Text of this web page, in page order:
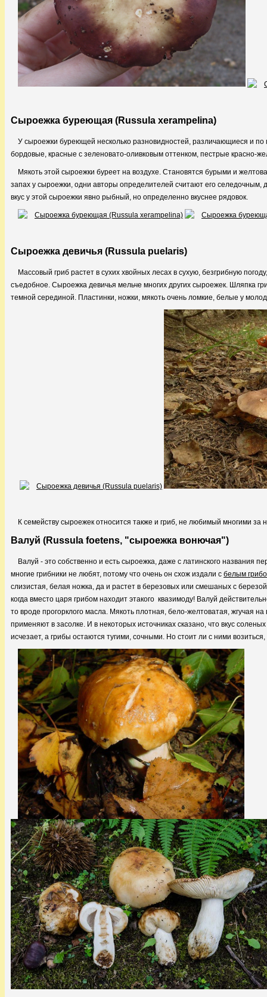
Сыроежка буреющая (Russula xerampelina)
У сыроежки буреющей несколько разновидностей, различающиеся и
бордовые, красные с зеленовато-оливковым оттенком, пестрые красно-
Мякоть этой сыроежки буреет на воздухе. Становятся бурыми и
запах у сыроежки, одни авторы определителей считают его
вкус у этой сыроежки явно рыбный, но определенно вкуснее рядовок.
Сыроежка девичья (Russula puelaris)
Массовый гриб растет в сухих хвойных лесах в сухую, безгрибную
съедобное. Сыроежка девичья мельче многих других сыроежек. Шляпка
темной серединой. Пластинки, ножки, мякоть очень ломкие, белые у
К семейству сыроежек относится также и гриб, не любимый многими за
Валуй (Russula foetens, "сыроежка вонючая")
Валуй - это собственно и есть сыроежка, даже с латинского названия
многие грибники не любят, потому что очень он схож издали с белым
слизистая, белая ножка, да и растет в березовых или смешаных с
когда вместо царя грибом находит этакого квазимоду! Валуй
то вроде прогорклого масла. Мякоть плотная, бело-желтоватая, жгучая
применяют в засолке. И в некоторых источниках сказано, что вкус
исчезает, а грибы остаются тугими, сочными. Но стоит ли с ними